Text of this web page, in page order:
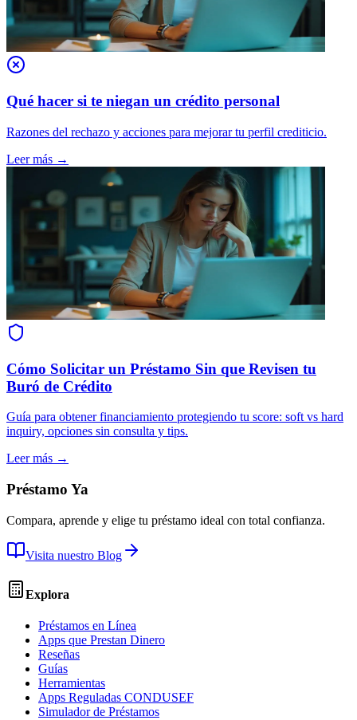
Qué hacer si te niegan un crédito personal
Razones del rechazo y acciones para mejorar tu perfil crediticio.
Leer más →
Cómo Solicitar un Préstamo Sin que Revisen tu
Buró de Crédito
Guía para obtener financiamiento protegiendo tu score: soft vs hard
inquiry, opciones sin consulta y tips.
Leer más →
Préstamo Ya
Compara, aprende y elige tu préstamo ideal con total confianza.
Visita nuestro Blog
Explora
Préstamos en Línea
Apps que Prestan Dinero
Reseñas
Guías
Herramientas
Apps Reguladas CONDUSEF
Simulador de Préstamos